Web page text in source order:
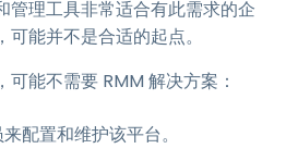
管理工具非常适合有此需求的企
能并不是合适的起点。
能不需要 RMM 解决方案：
配置和维护该平台。